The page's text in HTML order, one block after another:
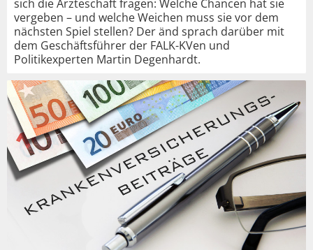
sich die Ärzteschaft fragen: Welche Chancen hat sie
vergeben – und welche Weichen muss sie vor dem
nächsten Spiel stellen? Der änd sprach darüber mit
dem Geschäftsführer der FALK-KVen und
Politikexperten Martin Degenhardt.